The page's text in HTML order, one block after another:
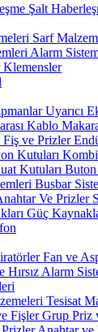
Şalt
Sarf
Alarm
Klemensler
Uyarıcı
Kablo
Buton
Busbar
Güç
Fan ve
Tesisat
Grup Priz